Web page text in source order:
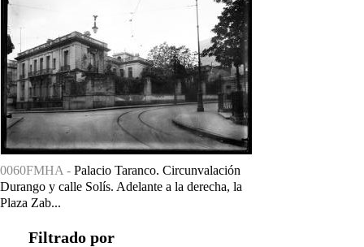
0060FMHA - Palacio Taranco. Circunvalación
Durango y calle Solís. Adelante a la derecha, la
Plaza Zab...
Filtrado por